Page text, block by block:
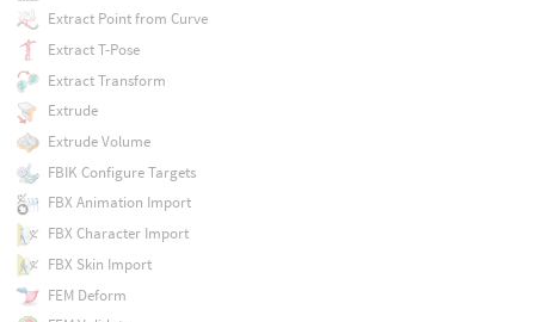
Extract Point from Curve
Extract T-Pose
Extract Transform
Extrude
Extrude Volume
FBIK Configure Targets
FBX Animation Import
FBX Character Import
FBX Skin Import
FEM Deform